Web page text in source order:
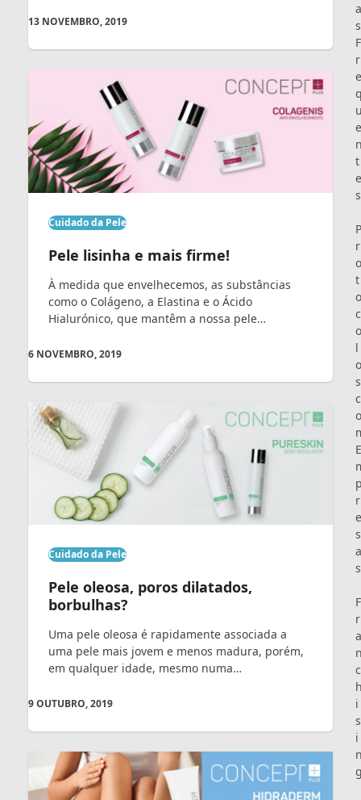
13 NOVEMBRO, 2019
Cuidado da Pele
Pele lisinha e mais firme!
À medida que envelhecemos, as substâncias
como o Colágeno, a Elastina e o Ácido
Hialurónico, que mantêm a nossa pele…
6 NOVEMBRO, 2019
Cuidado da Pele
Pele oleosa, poros dilatados,
borbulhas?
Uma pele oleosa é rapidamente associada a
uma pele mais jovem e menos madura, porém,
em qualquer idade, mesmo numa…
9 OUTUBRO, 2019
a
s
F
r
e
e
t
e
s
P
r
o
t
o
c
o
l
o
s
c
o
E
r
e
s
a
s
F
r
a
c
i
s
i